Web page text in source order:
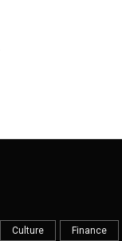
Culture Finance